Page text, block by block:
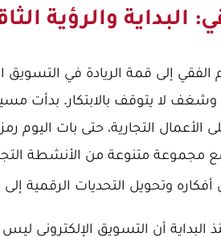
البداية والرؤية
إلى قمة الريادة في التسويق
لا يتوقف بالابتكار. بدأت
الأعمال التجارية، حتى بات اليوم
مجموعة متنوعة من الأنشطة
وتحويل التحديات الرقمية
البداية أن التسويق الإلكتروني